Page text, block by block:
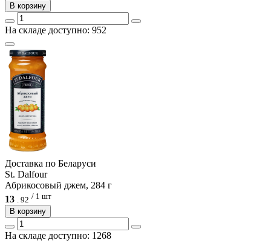
В корзину
На складе доступно: 952
Доcтавка по Беларуси
St. Dalfour
Абрикосовый джем, 284 г
13
92 / 1 шт
В корзину
На складе доступно: 1268